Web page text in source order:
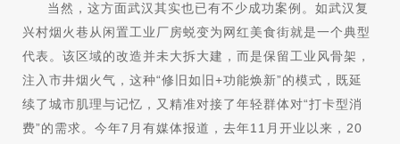
当然，这方面武汉其实也已有不少成功案例。如武汉复
兴村烟火巷从闲置工业厂房蜕变为网红美食街就是一个典型
代表。该区域的改造并未大拆大建，而是保留工业风骨架，
注入市井烟火气，这种“修旧如旧+功能焕新”的模式，既延
续了城市肌理与记忆，又精准对接了年轻群体对“打卡型消
费”的需求。今年7月有媒体报道，去年11月开业以来，20